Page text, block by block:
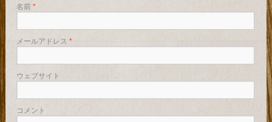
名前*
メールアドレス *
ウェブサイト
コメント